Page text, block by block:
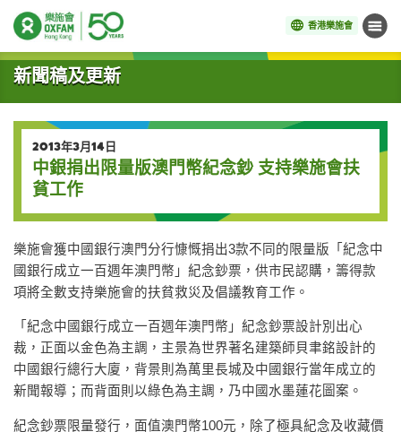
香港樂施會 目錄
開始主要內容
新聞稿及更新
2013年3月14日
中銀捐出限量版澳門幣紀念鈔 支持樂施會扶
貧工作
樂施會獲中國銀行澳門分行慷慨捐出3款不同的限量版「紀念中
國銀行成立一百週年澳門幣」紀念鈔票，供市民認購，籌得款
項將全數支持樂施會的扶貧救災及倡議教育工作。
「紀念中國銀行成立一百週年澳門幣」紀念鈔票設計別出心
裁，正面以金色為主調，主景為世界著名建築師貝聿銘設計的
中國銀行總行大廈，背景則為萬里長城及中國銀行當年成立的
新聞報導；而背面則以綠色為主調，乃中國水墨蓮花圖案。
紀念鈔票限量發行，面值澳門幣100元，除了極具紀念及收藏價